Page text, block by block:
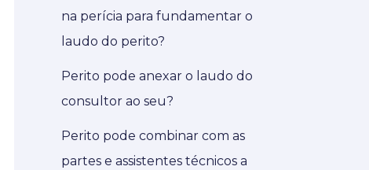
na perícia para fundamentar o
laudo do perito?
Perito pode anexar o laudo do
consultor ao seu?
Perito pode combinar com as
partes e assistentes técnicos a